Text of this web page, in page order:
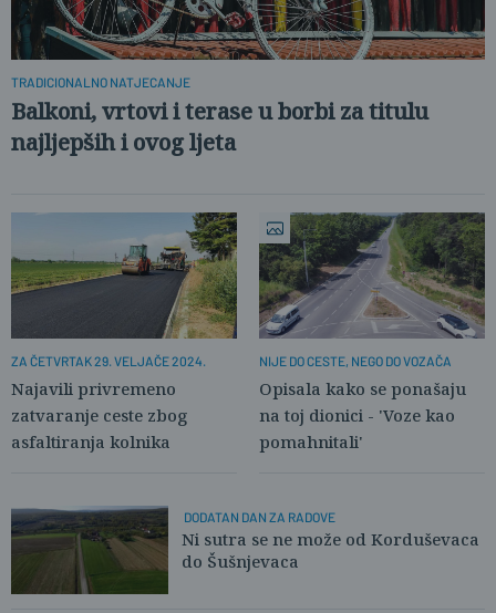
TRADICIONALNO NATJECANJE
Balkoni, vrtovi i terase u borbi za titulu
najljepših i ovog ljeta
ZA ČETVRTAK 29. VELJAČE 2024.
Najavili privremeno
zatvaranje ceste zbog
asfaltiranja kolnika
NIJE DO CESTE, NEGO DO VOZAČA
Opisala kako se ponašaju
na toj dionici - 'Voze kao
pomahnitali'
DODATAN DAN ZA RADOVE
Ni sutra se ne može od Korduševaca
do Šušnjevaca